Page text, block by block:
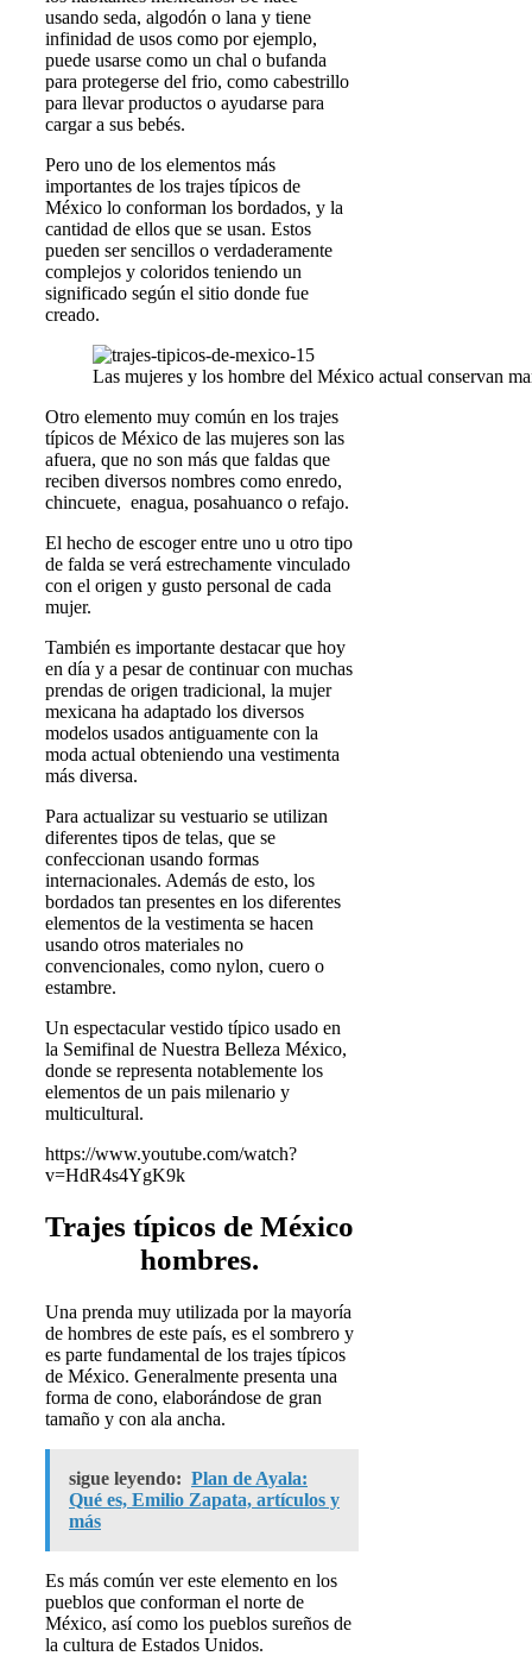
usando seda, algodón o lana y tiene
infinidad de usos como por ejemplo,
puede usarse como un chal o bufanda
para protegerse del frio, como cabestrillo
para llevar productos o ayudarse para
cargar a sus bebés.
Pero uno de los elementos más
importantes de los trajes típicos de
México lo conforman los bordados, y la
cantidad de ellos que se usan. Estos
pueden ser sencillos o verdaderamente
complejos y coloridos teniendo un
significado según el sitio donde fue
creado.
Las mujeres y los hombre del México actual conservan
Otro elemento muy común en los trajes
típicos de México de las mujeres son las
afuera, que no son más que faldas que
reciben diversos nombres como enredo,
chincuete, enagua, posahuanco o refajo.
El hecho de escoger entre uno u otro tipo
de falda se verá estrechamente vinculado
con el origen y gusto personal de cada
mujer.
También es importante destacar que hoy
en día y a pesar de continuar con muchas
prendas de origen tradicional, la mujer
mexicana ha adaptado los diversos
modelos usados antiguamente con la
moda actual obteniendo una vestimenta
más diversa.
Para actualizar su vestuario se utilizan
diferentes tipos de telas, que se
confeccionan usando formas
internacionales. Además de esto, los
bordados tan presentes en los diferentes
elementos de la vestimenta se hacen
usando otros materiales no
convencionales, como nylon, cuero o
estambre.
Un espectacular vestido típico usado en
la Semifinal de Nuestra Belleza México,
donde se representa notablemente los
elementos de un pais milenario y
multicultural.
https://www.youtube.com/watch?
v=HdR4s4YgK9k
Trajes típicos de México
hombres.
Una prenda muy utilizada por la mayoría
de hombres de este país, es el sombrero y
es parte fundamental de los trajes típicos
de México. Generalmente presenta una
forma de cono, elaborándose de gran
tamaño y con ala ancha.
sigue leyendo: Plan de Ayala:
Qué es, Emilio Zapata, artículos y
más
Es más común ver este elemento en los
pueblos que conforman el norte de
México, así como los pueblos sureños de
la cultura de Estados Unidos.